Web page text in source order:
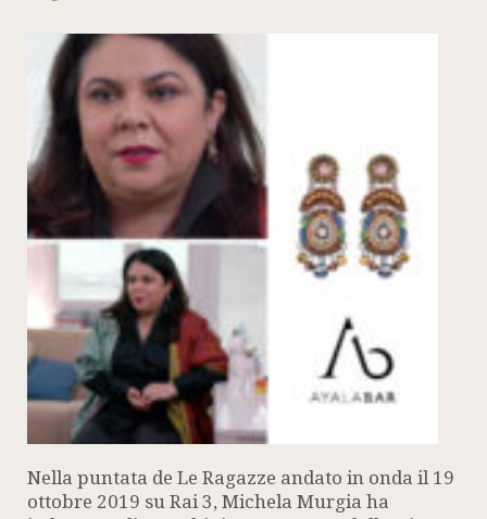
Nella puntata de Le Ragazze andato in onda il 19
ottobre 2019 su Rai 3, Michela Murgia ha